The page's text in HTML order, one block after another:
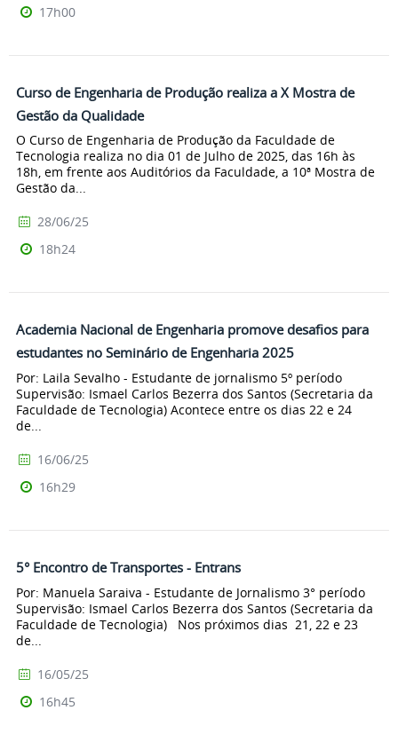
17h00
Curso de Engenharia de Produção realiza a X Mostra de
Gestão da Qualidade
O Curso de Engenharia de Produção da Faculdade de
Tecnologia realiza no dia 01 de Julho de 2025, das 16h às
18h, em frente aos Auditórios da Faculdade, a 10ª Mostra de
Gestão da...
28/06/25
18h24
Academia Nacional de Engenharia promove desafios para
estudantes no Seminário de Engenharia 2025
Por: Laila Sevalho - Estudante de jornalismo 5º período
Supervisão: Ismael Carlos Bezerra dos Santos (Secretaria da
Faculdade de Tecnologia) Acontece entre os dias 22 e 24
de...
16/06/25
16h29
5° Encontro de Transportes - Entrans
Por: Manuela Saraiva - Estudante de Jornalismo 3° período
Supervisão: Ismael Carlos Bezerra dos Santos (Secretaria da
Faculdade de Tecnologia) Nos próximos dias 21, 22 e 23
de...
16/05/25
16h45